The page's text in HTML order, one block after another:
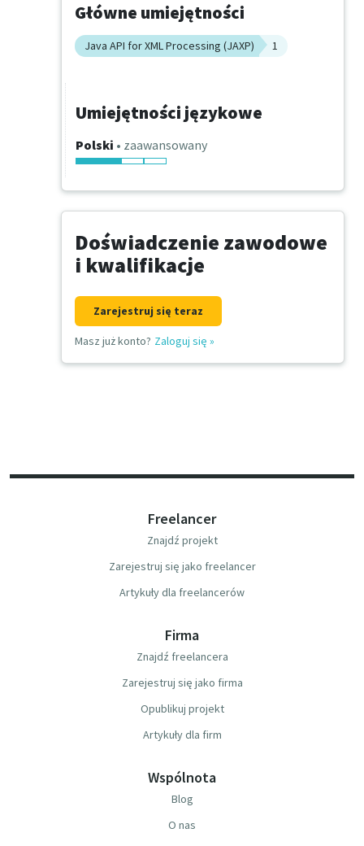
Główne umiejętności
Java API for XML Processing (JAXP) 1
Umiejętności językowe
Polski • zaawansowany
Doświadczenie zawodowe
i kwalifikacje
Zarejestruj się teraz
Masz już konto? Zaloguj się »
Freelancer
Znajdź projekt
Zarejestruj się jako freelancer
Artykuły dla freelancerów
Firma
Znajdź freelancera
Zarejestruj się jako firma
Opublikuj projekt
Artykuły dla firm
Wspólnota
Blog
O nas